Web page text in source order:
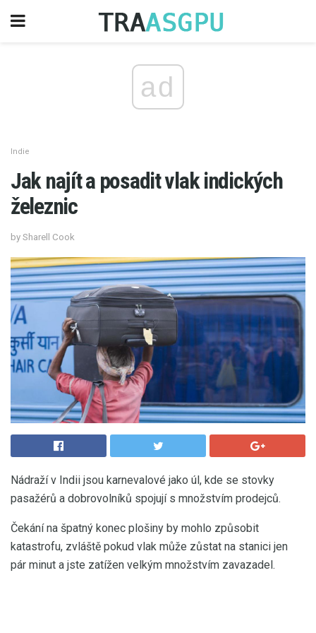
ad
Indie
Jak najít a posadit vlak indických
železnic
by Sharell Cook
Nádraží v Indii jsou karnevalové jako úl, kde se stovky
pasažérů a dobrovolníků spojují s množstvím prodejců.
Čekání na špatný konec plošiny by mohlo způsobit
katastrofu, zvláště pokud vlak může zůstat na stanici jen
pár minut a jste zatížen velkým množstvím zavazadel.